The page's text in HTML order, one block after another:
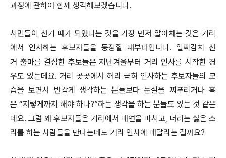
과정에 관하여 함께 생각해보겠습니다.
시민들이 선거 때가 되었다는 것을 가장 먼저 알아채는 것은 거리
에서 인사하는 후보자들을 등장할 때부터입니다. 일찌감치 선
거 출마를 결심한 후보들은 지난겨울부터 거리 인사를 시작한 경
우도 있는데요. 거리 곳곳에서 허리 굽혀 인사하는 후보자들의 모
습을 보면서 반갑게 생각하는 분들보다 눈살을 찌푸리거나 혹
은 “저렇게까지 해야 하나?”하는 생각을 하는 분들도 있는 것 같은
데요. 그럼 왜 후보자들은 거리에서 매연을 마시고, 더러는 싫은 소
리를 하는 사람들을 만나는데도 거리 인사에 매달리는 걸까요?